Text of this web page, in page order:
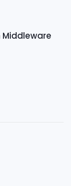
Middleware